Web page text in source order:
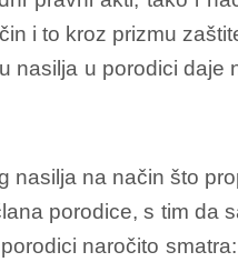
i to kroz prizmu
nasilja u porodici
nasilja na način što
porodice, s tim
naročito